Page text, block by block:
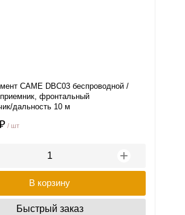
СAME DBC03 беспроводной /
фронтальный
дальность 10 м
/ шт
+
В корзину
Быстрый заказ